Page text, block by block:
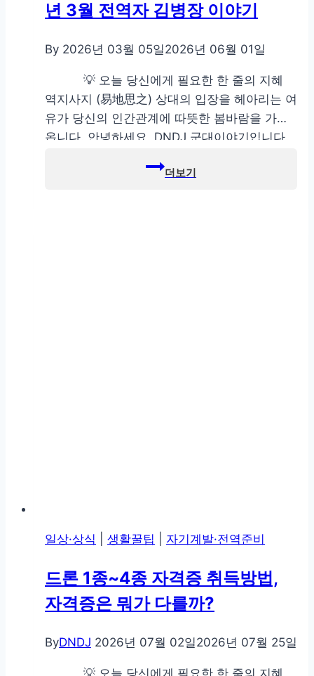
년 3월 전역자 김병장 이야기
By 2026년 03월 05일2026년 06월 01일
💡 오늘 당신에게 필요한 한 줄의 지혜
역지사지 (易地思之) 상대의 입장을 헤아리는 여
유가 당신의 인간관계에 따뜻한 봄바람을 가져
옵니다. 안녕하세요. DNDJ 군대이야기입니다.
께 또 한 번 수많은 장병이 사회를 향해 힘찬 발
일상·상식 생활꿀팁 자기계발·전역준비
드론 1종~4종 자격증 취득방법,
자격증은 뭐가 다를까?
ByDNDJ 2026년 07월 02일2026년 07월 25일
💡 오늘 당신에게 필요한 한 줄의 지혜